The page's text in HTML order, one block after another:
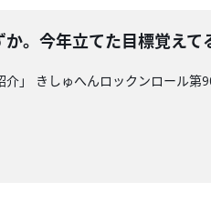
。今年立てた目標覚えて
」 きしゅへんロックンロール